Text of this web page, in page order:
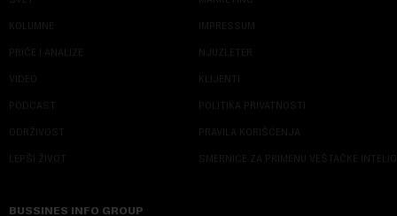
KOLUMNE
PRIČE I ANALIZE
VIDEO
PODCAST
ODRŽIVOST
LEPŠI ŽIVOT
IMPRESSUM
NJUZLETER
KLIJENTI
POLITIKA PRIVATNOSTI
PRAVILA KORIŠĆENJA
SMERNICE ZA PRIMENU VEŠTAČKE
BUSSINES INFO GROUP